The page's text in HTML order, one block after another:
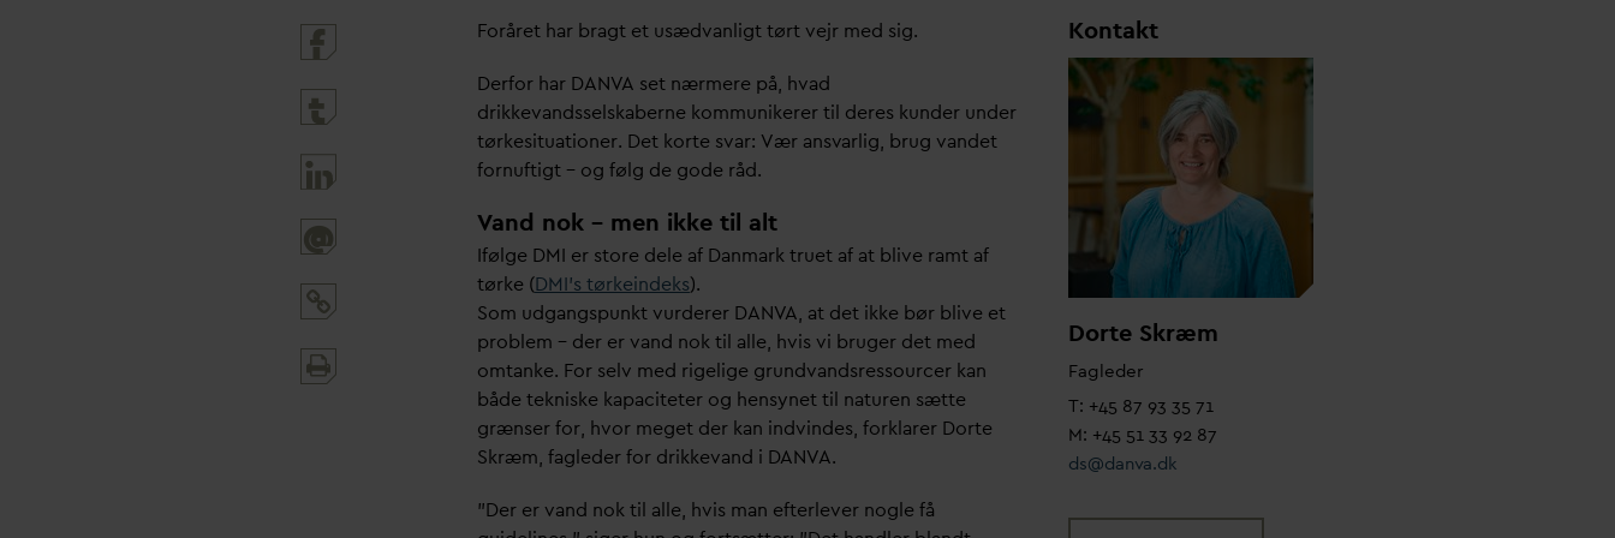
@
Foråret har bragt et usædvanligt tørt vejr med sig.
Derfor har DANVA set nærmere på, hvad
drikkevandsselskaberne kommunikerer til deres kunder under
tørkesituationer. Det korte svar: Vær ansvarlig, brug vandet
fornuftigt – og følg de gode råd.
Vand nok – men ikke til alt
Ifølge DMI er store dele af Danmark truet af at blive ramt af
tørke (DMI's tørkeindeks).
Som udgangspunkt vurderer DANVA, at det ikke bør blive et
problem – der er vand nok til alle, hvis vi bruger det med
omtanke. For selv med rigelige grundvandsressourcer kan
både tekniske kapaciteter og hensynet til naturen sætte
grænser for, hvor meget der kan indvindes, forklarer Dorte
Skræm, fagleder for drikkevand i DANVA.
”Der er vand nok til alle, hvis man efterlever nogle få
Kontakt
Dorte Skræm
Fagleder
T: +45 87 93 35 71
M: +45 51 33 92 87
ds@danva.dk